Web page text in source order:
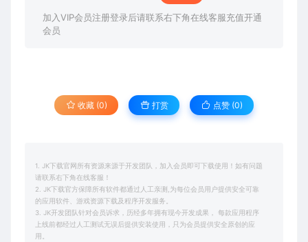
加入VIP会员注册登录后请联系右下角在线客服充值开通
会员
收藏 (0) 打赏 点赞 (0)
1. JK下载官网所有资源来源于开发团队，加入会员即可下载使用！如有问题
请联系右下角在线客服！
2. JK下载官方保障所有软件都通过人工亲测,为每位会员用户提供安全可靠
的应用软件、游戏资源下载及程序开发服务。
3. JK开发团队针对会员诉求，历经多年拥有现今开发成果， 每款应用程序
上线前都经过人工测试无误后提供安装使用，只为会员提供安全原创的应
用。